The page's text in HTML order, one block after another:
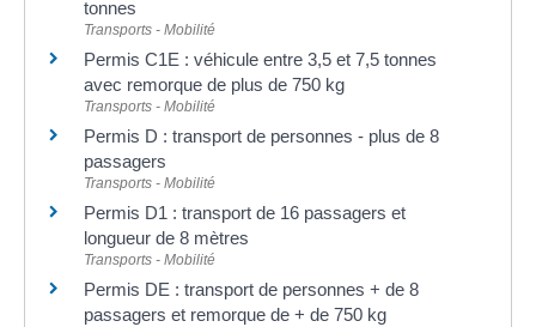
tonnes
Transports - Mobilité
Permis C1E : véhicule entre 3,5 et 7,5 tonnes
avec remorque de plus de 750 kg
Transports - Mobilité
Permis D : transport de personnes - plus de 8
passagers
Transports - Mobilité
Permis D1 : transport de 16 passagers et
longueur de 8 mètres
Transports - Mobilité
Permis DE : transport de personnes + de 8
passagers et remorque de + de 750 kg